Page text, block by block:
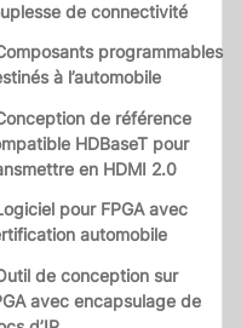
de connectivité
programmables
à l’automobile
de référence
HDBaseT pour
en HDMI 2.0
pour FPGA avec
automobile
de conception sur
avec encapsulage de